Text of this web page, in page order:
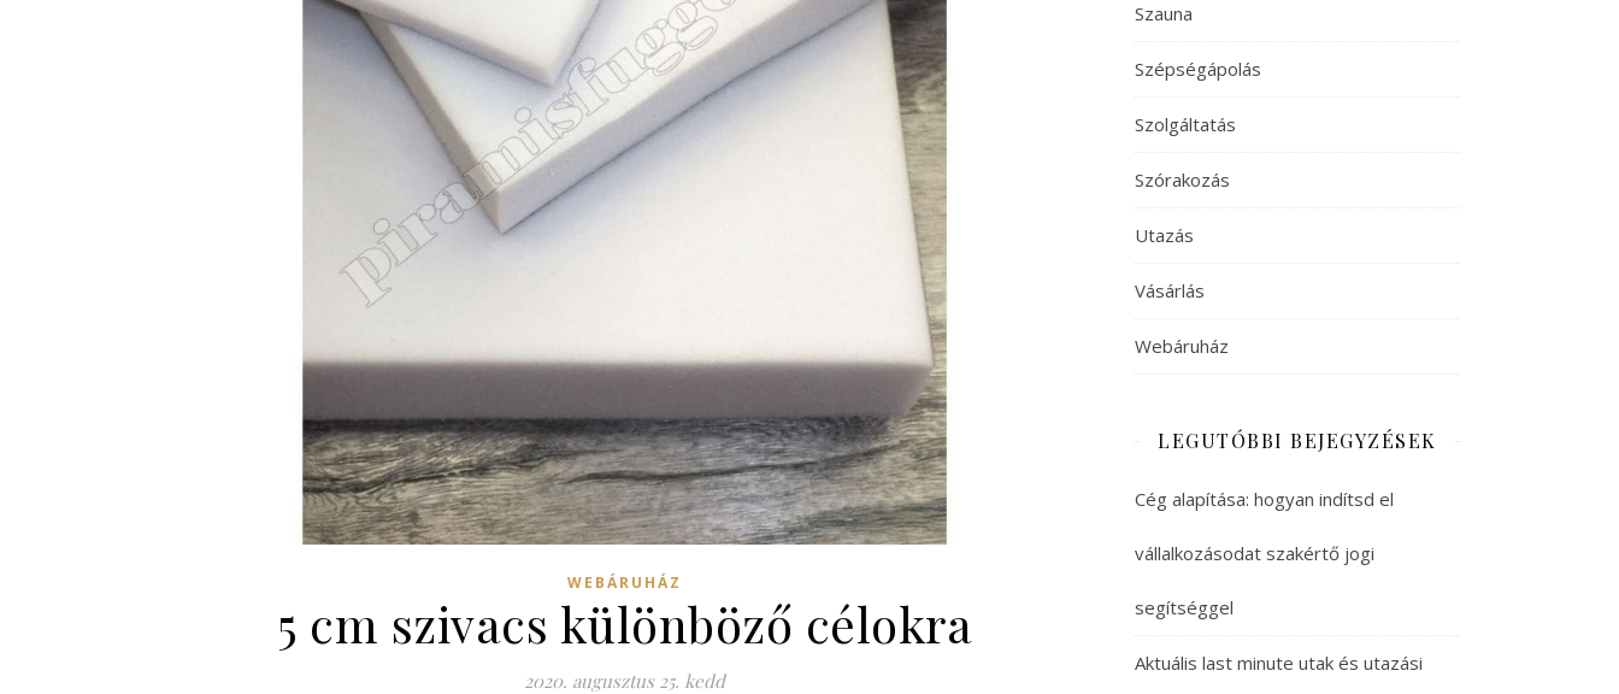
WEBÁRUHÁZ
5 cm szivacs különböző célokra
2020. augusztus 25. kedd
Szauna
Szépségápolás
Szolgáltatás
Szórakozás
Utazás
Vásárlás
Webáruház
LEGUTÓBBI BEJEGYZÉSEK
Cég alapítása: hogyan indítsd el
vállalkozásodat szakértő jogi
segítséggel
Aktuális last minute utak és utazási